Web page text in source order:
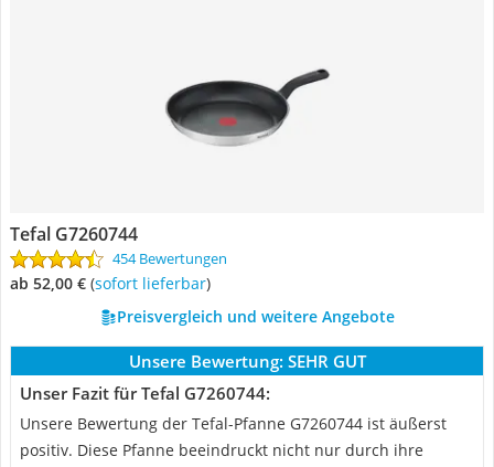
Tefal G7260744
454 Bewertungen
ab 52,00 € ( Sofort lieferbar)
Preisvergleich und weitere Angebote
Unsere Bewertung: SEHR GUT
Unser Fazit für Tefal G7260744:
Unsere Bewertung der Tefal-Pfanne G7260744 ist äußerst
positiv. Diese Pfanne beeindruckt nicht nur durch ihre